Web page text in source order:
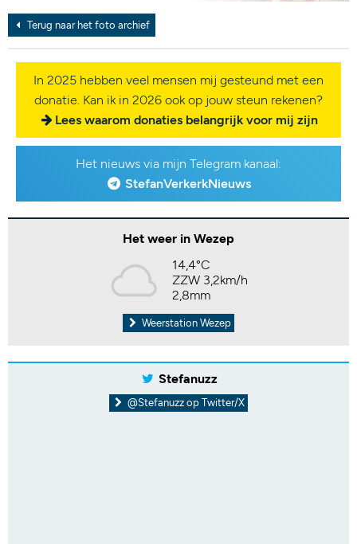
Terug naar het foto archief
In 2025 hebben veel mensen mij gesteund met een
donatie. Kan ik in 2026 ook op jouw steun rekenen?
Lees waarom donaties belangrijk voor mij zijn
Het nieuws via mijn Telegram kanaal:
StefanVerkerkNieuws
Het weer in Wezep
14,4°C
ZZW 3,2km/h
2,8mm
Weerstation Wezep
Stefanuzz
@Stefanuzz op Twitter/X